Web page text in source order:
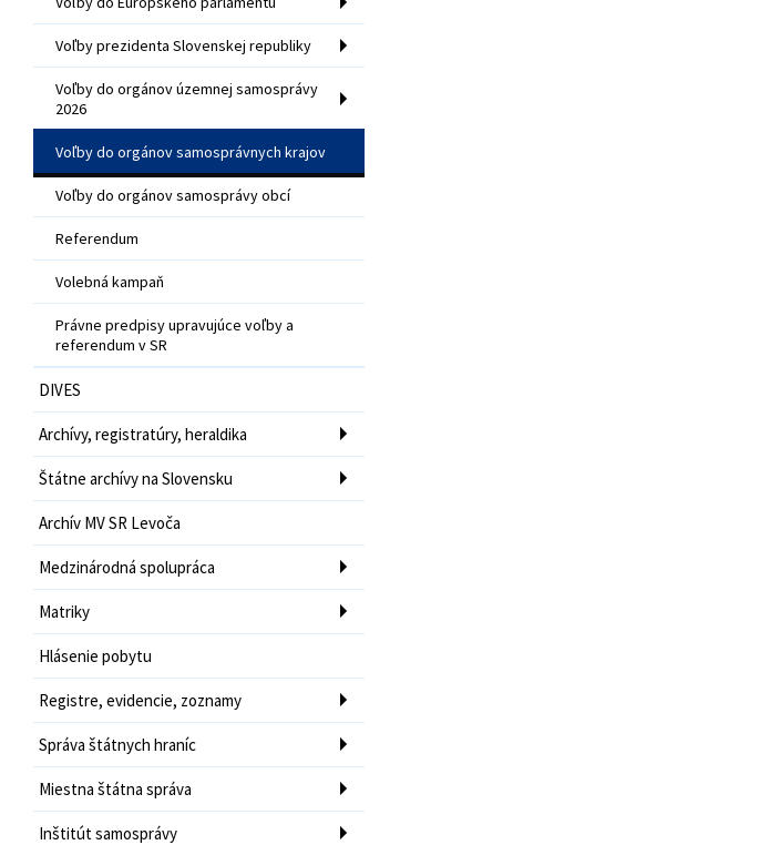
Voľby prezidenta Slovenskej republiky
Voľby do orgánov územnej samosprávy
2026
Voľby do orgánov samosprávnych krajov
Voľby do orgánov samosprávy obcí
Referendum
Volebná kampaň
Právne predpisy upravujúce voľby a
referendum v SR
DIVES
Archívy, registratúry, heraldika
Štátne archívy na Slovensku
Archív MV SR Levoča
Medzinárodná spolupráca
Matriky
Hlásenie pobytu
Registre, evidencie, zoznamy
Správa štátnych hraníc
Miestna štátna správa
Inštitút samosprávy